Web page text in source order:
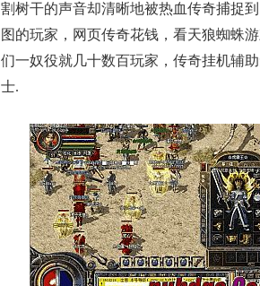
割树干的声音却清晰地被热血传奇捕捉
图的玩家，网页传奇花钱，看天狼蜘蛛
们一奴役就几十数百玩家，传奇挂机辅
士.